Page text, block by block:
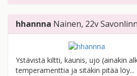
hhannna Nainen, 22v
Ystävistä kiltti, kaunis, ujo (ainakin
temperamenttia ja sitäkin pitää löy...